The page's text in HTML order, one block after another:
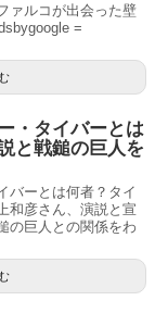
ァルコが出会った壁
=
・タイバーとは
と戦鎚の巨人を
バーとは何者？タイ
和彦さん、演説と宣
の巨人との関係をわ